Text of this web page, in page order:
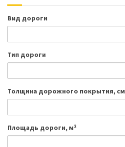
Вид дороги
Тип дороги
Толщина дорожного покрытия, см
Площадь дороги, м²